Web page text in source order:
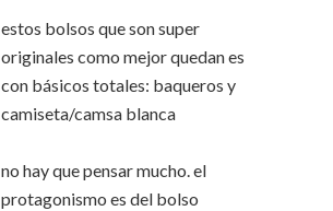
estos bolsos que son super
originales como mejor quedan es
con básicos totales: baqueros y
camiseta/camsa blanca
no hay que pensar mucho. el
protagonismo es del bolso